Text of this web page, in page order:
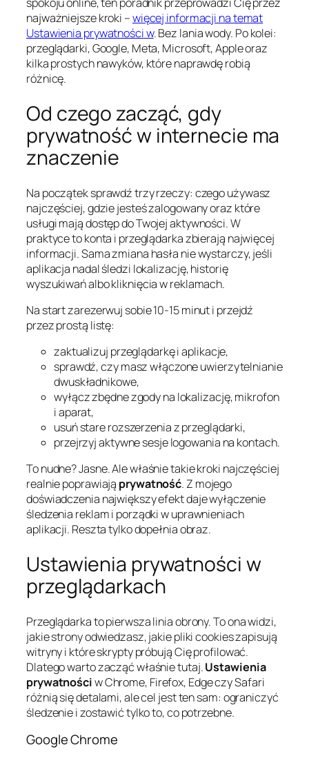
najważniejsze kroki –więcej informacji na temat
Ustawienia prywatności w. Bez lania wody. Po kolei:
przeglądarki, Google, Meta, Microsoft, Apple oraz
kilka prostych nawyków, które naprawdę robią
różnicę.
Od czego zacząć, gdy
prywatność w internecie ma
znaczenie
Na początek sprawdź trzy rzeczy: czego używasz
najczęściej, gdzie jesteś zalogowany oraz które
usługi mają dostęp do Twojej aktywności. W
praktyce to konta i przeglądarka zbierają najwięcej
informacji. Sama zmiana hasła nie wystarczy, jeśli
aplikacja nadal śledzi lokalizację, historię
wyszukiwań albo kliknięcia w reklamach.
Na start zarezerwuj sobie 10-15 minut i przejdź
przez prostą listę:
zaktualizuj przeglądarkę i aplikacje,
sprawdź, czy masz włączone uwierzytelnianie
dwuskładnikowe,
wyłącz zbędne zgody na lokalizację, mikrofon
i aparat,
usuń stare rozszerzenia z przeglądarki,
przejrzyj aktywne sesje logowania na kontach.
To nudne? Jasne. Ale właśnie takie kroki najczęściej
realnie poprawiają prywatność. Z mojego
doświadczenia największy efekt daje wyłączenie
śledzenia reklam i porządki w uprawnieniach
aplikacji. Reszta tylko dopełnia obraz.
Ustawienia prywatności w
przeglądarkach
Przeglądarka to pierwsza linia obrony. To ona widzi,
jakie strony odwiedzasz, jakie pliki cookies zapisują
witryny i które skrypty próbują Cię profilować.
Dlatego warto zacząć właśnie tutaj.Ustawienia
prywatnościw Chrome, Firefox, Edge czy Safari
różnią się detalami, ale cel jest ten sam: ograniczyć
śledzenie i zostawić tylko to, co potrzebne.
Google Chrome